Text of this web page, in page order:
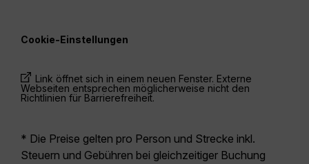
Cookie-Einstellungen
Link öffnet sich in einem neuen Fenster. Externe
Webseiten entsprechen möglicherweise nicht den
Richtlinien für Barrierefreiheit.
* Die Preise gelten pro Person und Strecke inkl.
Steuern und Gebühren bei gleichzeitiger Buchung